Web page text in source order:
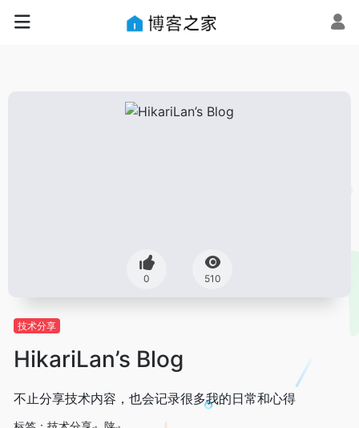
0 510
技术分享
HikariLan’s Blog
不止分享技术内容，也会记录很多我的日常和心得